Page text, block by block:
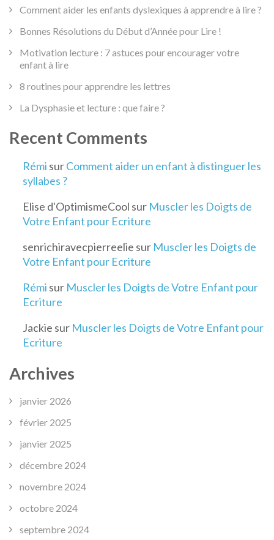
Comment aider les enfants dyslexiques à apprendre à lire ?
Bonnes Résolutions du Début d’Année pour Lire !
Motivation lecture : 7 astuces pour encourager votre
enfant à lire
8 routines pour apprendre les lettres
La Dysphasie et lecture : que faire ?
Recent Comments
Rémi surComment aider un enfant à distinguer les
syllabes ?
Elise d'OptimismeCool sur Muscler les Doigts de
Votre Enfant pour Ecriture
senrichiravecpierreelie sur Muscler les Doigts de
Votre Enfant pour Ecriture
Rémi sur Muscler les Doigts de Votre Enfant pour
Ecriture
Jackie sur Muscler les Doigts de Votre Enfant pour
Ecriture
Archives
janvier 2026
février 2025
janvier 2025
décembre 2024
novembre 2024
octobre 2024
septembre 2024